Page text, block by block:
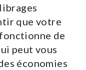
que votre
de
peut vous
économies